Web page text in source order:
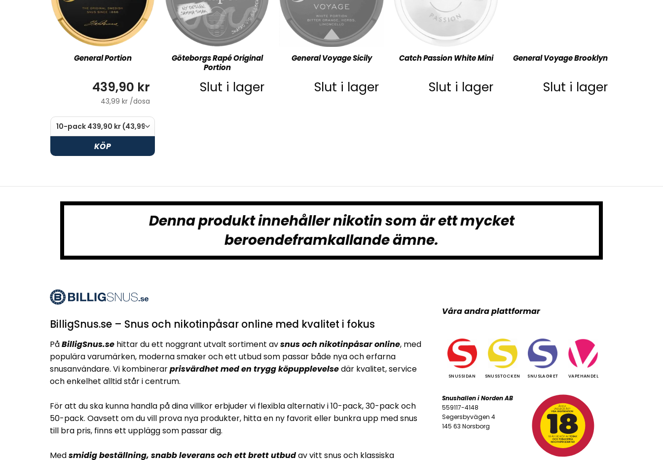
General Portion
439,90 kr
43,99 kr /dosa
KÖP
Göteborgs Rapé Original
Portion
Slut i lager
General Voyage Sicily
Slut i lager
Catch Passion White Mini
Slut i lager
General Voyage Brooklyn
Slut i lager
Denna produkt innehåller nikotin som är ett mycket
beroendeframkallande ämne.
BilligSnus.se – Snus och nikotinpåsar online med kvalitet i fokus
PåBilligSnus.sehittar du ett noggrant utvalt sortiment avsnus och nikotinpåsar online, med
populära varumärken, moderna smaker och ett utbud som passar både nya och erfarna
snusanvändare. Vi kombinerarprisvärdhet med en trygg köpupplevelsedär kvalitet, service
och enkelhet alltid står i centrum.
För att du ska kunna handla på dina villkor erbjuder vi flexibla alternativ i 10-pack, 30-pack och
50-pack. Oavsett om du vill prova nya produkter, hitta en ny favorit eller bunkra upp med snus
till bra pris, finns ett upplägg som passar dig.
Medsmidig beställning, snabb leverans och ett brett utbudav vitt snus och klassiska
Våra andra plattformar
SNUSSIDAN SNUSSTOCKEN SNUSLAGRET VAPEHANDEL
Snushallen i Norden AB
559117-4148
Segersbyvägen 4
145 63 Norsborg